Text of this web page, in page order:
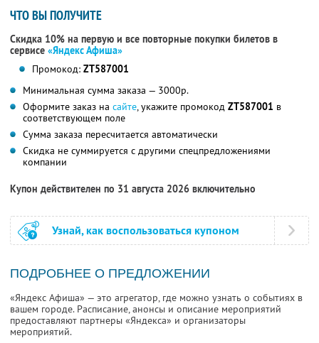
ЧТО ВЫ ПОЛУЧИТЕ
Скидка 10% на первую и все повторные покупки билетов в
сервисе «Яндекс Афиша»
Промокод: ZT587001
Минимальная сумма заказа — 3000р.
Оформите заказ на сайте, укажите промокод ZT587001 в
соответствующем поле
Сумма заказа пересчитается автоматически
Скидка не суммируется с другими спецпредложениями
компании
Купон действителен по 31 августа 2026 включительно
Узнай, как воспользоваться купоном
ПОДРОБНЕЕ О ПРЕДЛОЖЕНИИ
«Яндекс Афиша» — это агрегатор, где можно узнать о событиях в
вашем городе. Расписание, анонсы и описание мероприятий
предоставляют партнеры «Яндекса» и организаторы
мероприятий.